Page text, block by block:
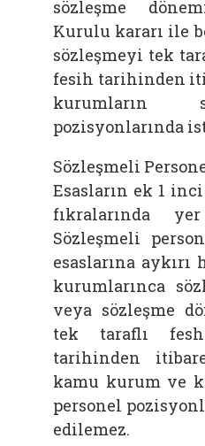
sözleşme
Kurulu kararı ile
sözleşmeyi tek
fesih tarihinden
kurumların
pozisyonlarında
Sözleşmeli
Esasların ek 1
fıkralarında
Sözleşmeli
esaslarına
kurumlarınca
veya sözleşme
tek taraflı
tarihinden
kamu kurum ve
personel
edilemez.